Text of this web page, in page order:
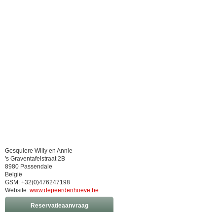
Gesquiere Willy en Annie
's Graventafelstraat 2B
8980 Passendale
België
GSM: +32(0)476247198
Website: www.depeerdenhoeve.be
Reservatieaanvraag